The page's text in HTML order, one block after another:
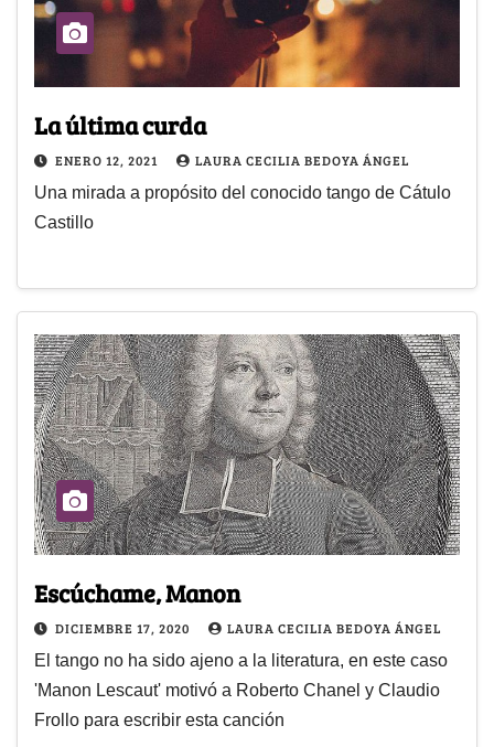
La última curda
ENERO 12, 2021 LAURA CECILIA BEDOYA ÁNGEL
Una mirada a propósito del conocido tango de Cátulo
Castillo
Escúchame, Manon
DICIEMBRE 17, 2020 LAURA CECILIA BEDOYA ÁNGEL
El tango no ha sido ajeno a la literatura, en este caso
'Manon Lescaut' motivó a Roberto Chanel y Claudio
Frollo para escribir esta canción